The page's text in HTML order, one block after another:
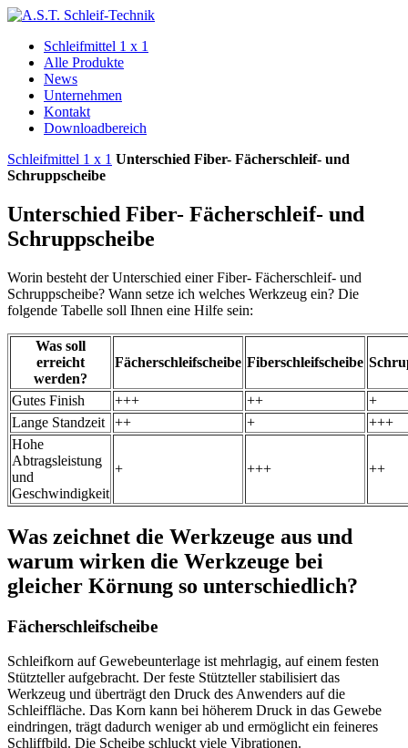
Schleifmittel 1 x 1
Alle Produkte
News
Unternehmen
Kontakt
Downloadbereich
Schleifmittel 1 x 1 Unterschied Fiber- Fächerschleif- und
Schruppscheibe
Unterschied Fiber- Fächerschleif- und
Schruppscheibe
Worin besteht der Unterschied einer Fiber- Fächerschleif- und
Schruppscheibe? Wann setze ich welches Werkzeug ein? Die
folgende Tabelle soll Ihnen eine Hilfe sein:
Was soll
erreicht
werden?
Fächerschleifscheibe Fiberschleifscheibe
Gutes Finish +++ ++
+
Lange Standzeit
++ +
+++
Hohe
Abtragsleistung
und
Geschwindigkeit
+ +++ ++
Was zeichnet die Werkzeuge aus und
warum wirken die Werkzeuge bei
gleicher Körnung so unterschiedlich?
Fächerschleifscheibe
Schleifkorn auf Gewebeunterlage ist mehrlagig, auf einem festen
Stützteller aufgebracht. Der feste Stützteller stabilisiert das
Werkzeug und überträgt den Druck des Anwenders auf die
Schleiffläche. Das Korn kann bei höherem Druck in das Gewebe
eindringen, trägt dadurch weniger ab und ermöglicht ein feineres
Schliffbild. Die Scheibe schluckt viele Vibrationen.